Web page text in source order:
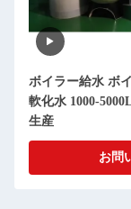
ボイラー給水 ボ
軟化水 1000-
生産
お問